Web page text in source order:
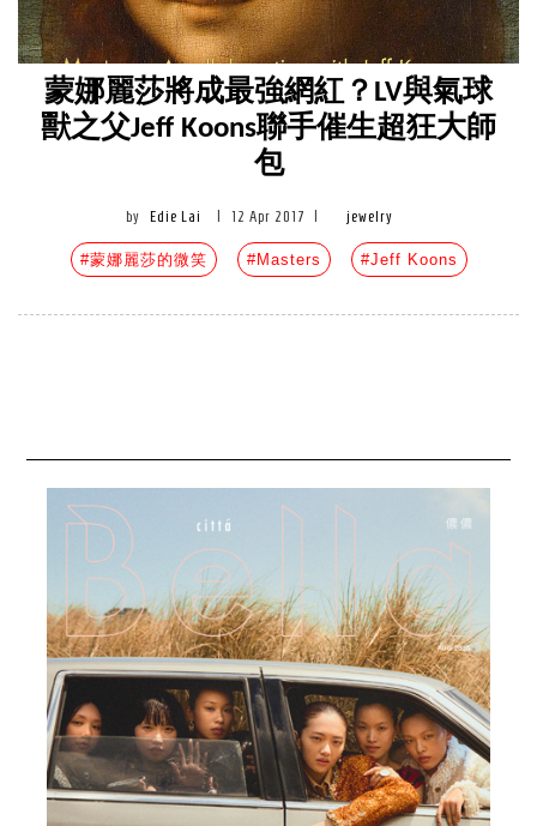
蒙娜麗莎將成最強網紅？LV與氣球
獸之父Jeff Koons聯手催生超狂大師
包
by Edie Lai 12 Apr 2017 jewelry
#蒙娜麗莎的微笑 #Masters #Jeff Koons